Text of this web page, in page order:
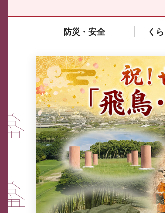
防災・安全 く
中東情勢や原油価格上昇の影響
を受ける中小企業向け相談窓口
について
ふるさと納税なら、奈良